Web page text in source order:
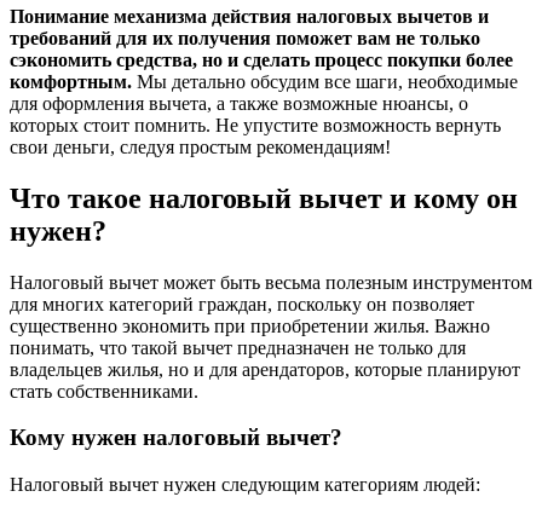
Понимание механизма действия налоговых вычетов и
требований для их получения поможет вам не только
сэкономить средства, но и сделать процесс покупки более
комфортным. Мы детально обсудим все шаги, необходимые
для оформления вычета, а также возможные нюансы, о
которых стоит помнить. Не упустите возможность вернуть
свои деньги, следуя простым рекомендациям!
Что такое налоговый вычет и кому он
нужен?
Налоговый вычет может быть весьма полезным инструментом
для многих категорий граждан, поскольку он позволяет
существенно экономить при приобретении жилья. Важно
понимать, что такой вычет предназначен не только для
владельцев жилья, но и для арендаторов, которые планируют
стать собственниками.
Кому нужен налоговый вычет?
Налоговый вычет нужен следующим категориям людей: